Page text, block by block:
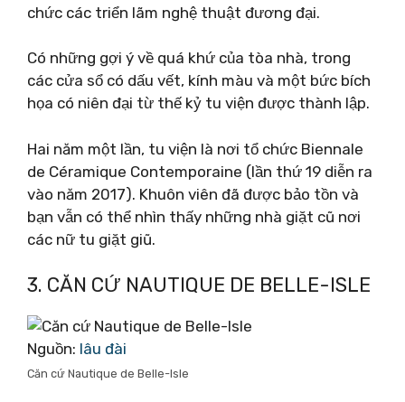
chức các triển lãm nghệ thuật đương đại.
Có những gợi ý về quá khứ của tòa nhà, trong
các cửa sổ có dấu vết, kính màu và một bức bích
họa có niên đại từ thế kỷ tu viện được thành lập.
Hai năm một lần, tu viện là nơi tổ chức Biennale
de Céramique Contemporaine (lần thứ 19 diễn ra
vào năm 2017). Khuôn viên đã được bảo tồn và
bạn vẫn có thể nhìn thấy những nhà giặt cũ nơi
các nữ tu giặt giũ.
3. CĂN CỨ NAUTIQUE DE BELLE-ISLE
Nguồn: lâu đài
Căn cứ Nautique de Belle-Isle